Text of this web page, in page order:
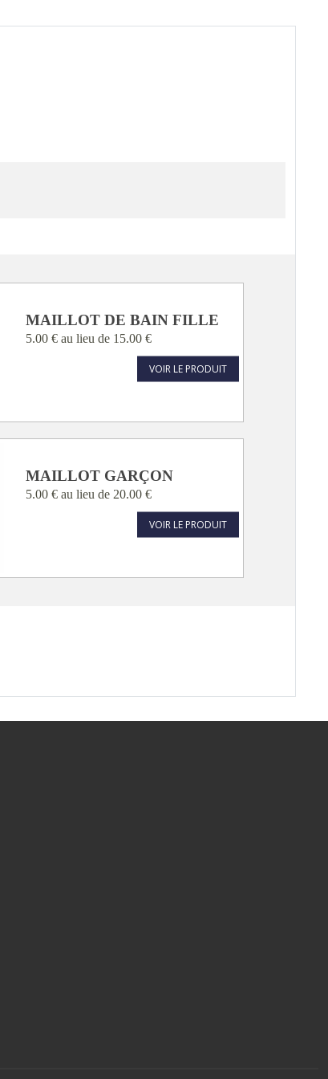
MAILLOT DE BAIN FILLE
5.00 € au lieu de 15.00 €
VOIR LE PRODUIT
MAILLOT GARÇON
5.00 € au lieu de 20.00 €
VOIR LE PRODUIT